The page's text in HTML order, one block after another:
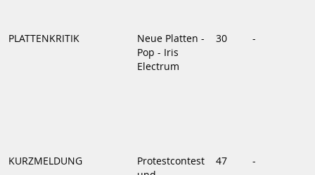
PLATTENKRITIK
Neue Platten -
Pop - Iris
Electrum
30 -
KURZMELDUNG
Protestcontest
47 -